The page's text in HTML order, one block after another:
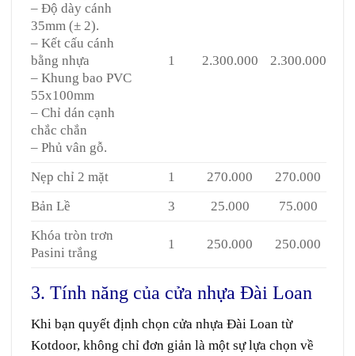
– Độ dày cánh
35mm (± 2).
– Kết cấu cánh
bằng nhựa
– Khung bao PVC
55x100mm
– Chỉ dán cạnh
chắc chắn
– Phủ vân gỗ.
1 2.300.000 2.300.000
Nẹp chỉ 2 mặt 1 270.000
270.000
Bản Lề
3 25.000
75.000
Khóa tròn trơn
Pasini trắng
1 250.000 250.000
3. Tính năng của cửa nhựa Đài Loan
Khi bạn quyết định chọn cửa nhựa Đài Loan từ
Kotdoor, không chỉ đơn giản là một sự lựa chọn về